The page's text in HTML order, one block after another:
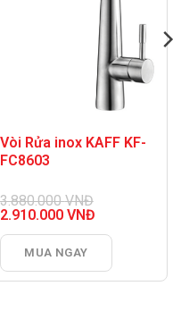
Vòi Rửa inox KAFF KF-
FC8603
3.880.000VNĐ
Giá
là:
3.880.000 VNĐ.
2.910.000 VNĐ
hiện
là:
VNĐ.
MUA NGAY